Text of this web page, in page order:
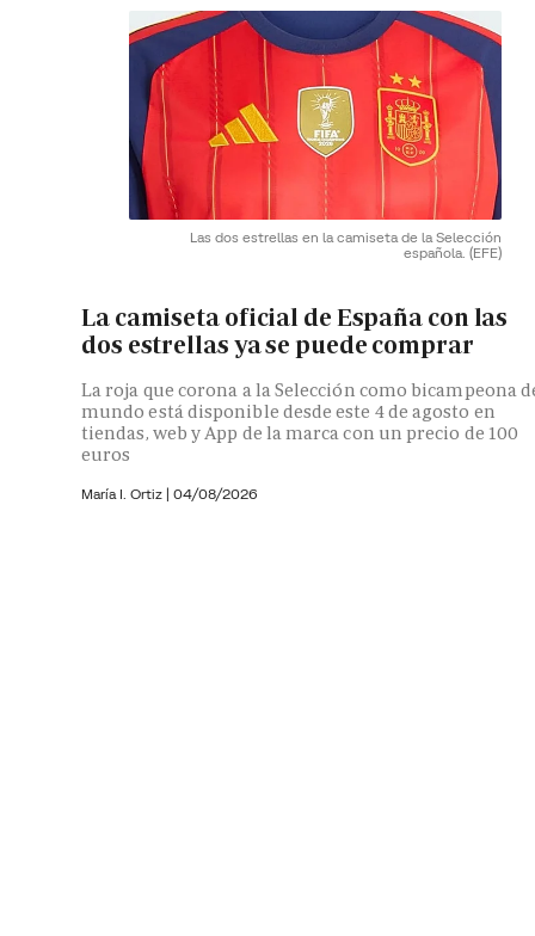
Las dos estrellas en la camiseta de la Selección
española. (EFE)
La camiseta oficial de España con las
dos estrellas ya se puede comprar
La roja que corona a la Selección como bicampeona
mundo está disponible desde este 4 de agosto en
tiendas, web y App de la marca con un precio de 100
euros
María I. Ortiz | 04/08/2026